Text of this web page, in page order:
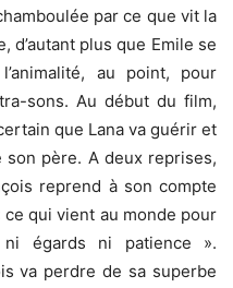
par ce que vit la
d’autant plus que Emile se
au point, pour
sons. Au début du film,
que Lana va guérir et
son père. A deux reprises,
reprend à son compte
ce qui vient au monde pour
égards ni patience ».
va perdre de sa superbe